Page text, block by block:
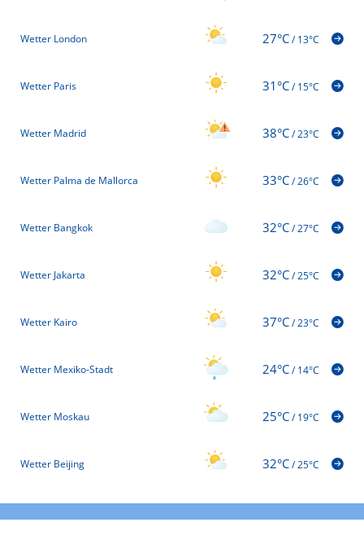
Wetter London 27°C/13°C
Wetter Paris 31°C/15°C
Wetter Madrid 38°C/23°C
Wetter Palma de Mallorca 33°C/26°C
Wetter Bangkok 32°C/27°C
Wetter Jakarta 32°C/25°C
Wetter Kairo 37°C/23°C
Wetter Mexiko-Stadt 24°C/14°C
Wetter Moskau 25°C/19°C
Wetter Beijing 32°C/25°C